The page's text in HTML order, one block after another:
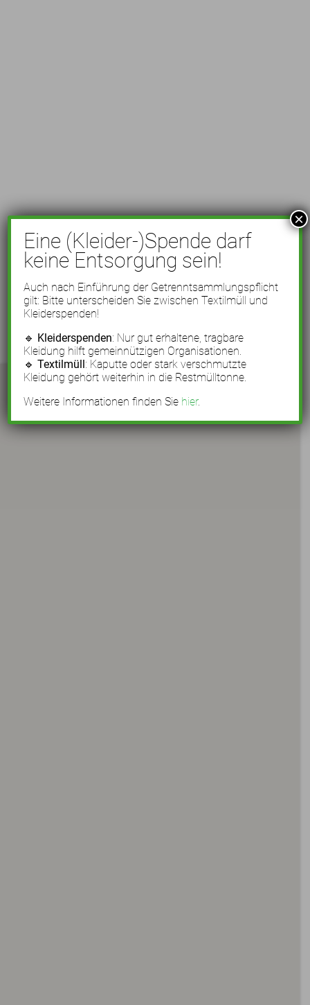
Eine (Kleider-)Spende darf
keine Entsorgung sein!
Auch nach Einführung der Getrenntsammlungspflicht
gilt: Bitte unterscheiden Sie zwischen Textilmüll und
Kleiderspenden!
🔹 Kleiderspenden: Nur gut erhaltene, tragbare
Kleidung hilft gemeinnützigen Organisationen.
🔹Textilmüll: Kaputte oder stark verschmutzte
Kleidung gehört weiterhin in die Restmülltonne.
Weitere Informationen finden Sie hier.
×